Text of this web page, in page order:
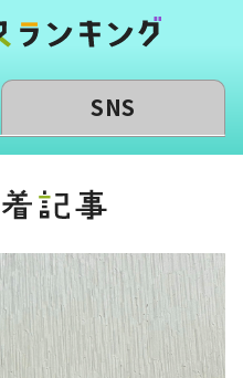
SNS